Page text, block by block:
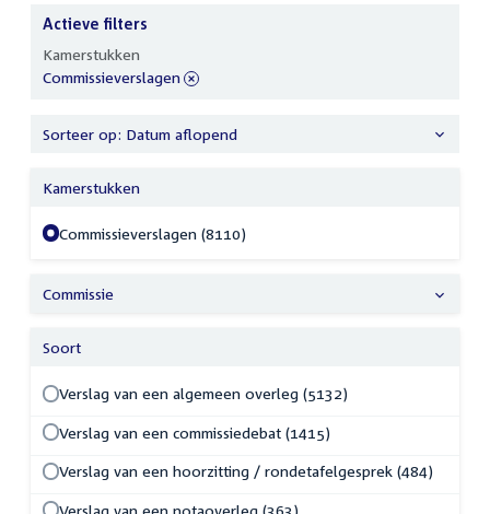
uw
resultaten
Actieve filters
Kamerstukken
verwijder
Commissieverslagen
Sorteer op: Datum aflopend
Kamerstukken
Commissieverslagen (8110)
Commissie
Soort
Verslag van een algemeen overleg (5132)
Verslag van een commissiedebat (1415)
Verslag van een hoorzitting / rondetafelgesprek (484)
Verslag van een notaoverleg (363)